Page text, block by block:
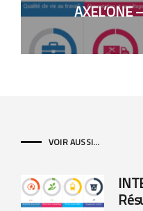
VOIR AUSSI...